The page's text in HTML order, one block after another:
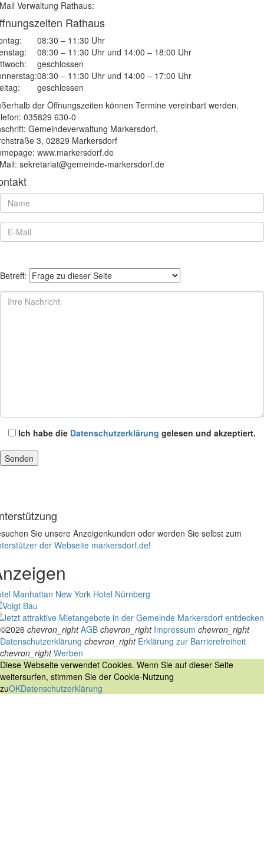
Verwaltung Rathaus:
Rathaus
08:30 – 11:30 Uhr
08:30 – 11:30 Uhr und 14:00 – 18:00 Uhr
geschlossen
08:30 – 11:30 Uhr und 14:00 – 17:00 Uhr
geschlossen
der Öffnungszeiten können Termine vereinbart werden.
035829 630-0
Gemeindeverwaltung Markersdorf,
3, 02829 Markersdorf
www.markersdorf.de
sekretariat@gemeinde-markersdorf.de
Betreff:
Ich habe die Datenschutzerklärung gelesen und akzeptiert.
Sie unsere Anzeigenkunden oder werden Sie selbst zum
der Webseite markersdorf.de!
Manhattan New York Hotel Nürnberg
©2026 chevron_right AGB chevron_right Impressum chevron_right
Datenschutzerklärung chevron_right Erklärung zur Barrierefreiheit
chevron_right Werben
Diese Webseite verwendet Cookies. Wenn Sie auf dieser Seite
weitersurfen, stimmen Sie der Cookie-Nutzung
zuOKDatenschutzerklärung